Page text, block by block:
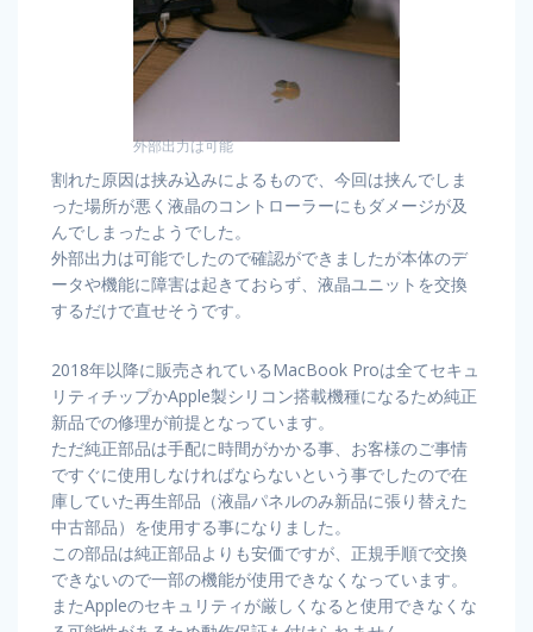
外部出力は可能
割れた原因は挟み込みによるもので、今回は挟んでしま
った場所が悪く液晶のコントローラーにもダメージが及
んでしまったようでした。
外部出力は可能でしたので確認ができましたが本体のデ
ータや機能に障害は起きておらず、液晶ユニットを交換
するだけで直せそうです。
2018年以降に販売されているMacBook Proは全てセキュ
リティチップかApple製シリコン搭載機種になるため純正
新品での修理が前提となっています。
ただ純正部品は手配に時間がかかる事、お客様のご事情
ですぐに使用しなければならないという事でしたので在
庫していた再生部品（液晶パネルのみ新品に張り替えた
中古部品）を使用する事になりました。
この部品は純正部品よりも安価ですが、正規手順で交換
できないので一部の機能が使用できなくなっています。
またAppleのセキュリティが厳しくなると使用できなくな